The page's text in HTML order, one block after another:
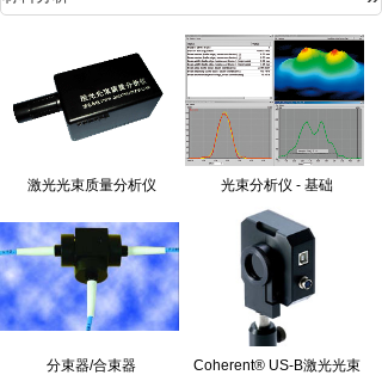
激光光束质量分析仪 光束分析仪 - 基础
分束器/合束器
Coherent® US-B激光光束